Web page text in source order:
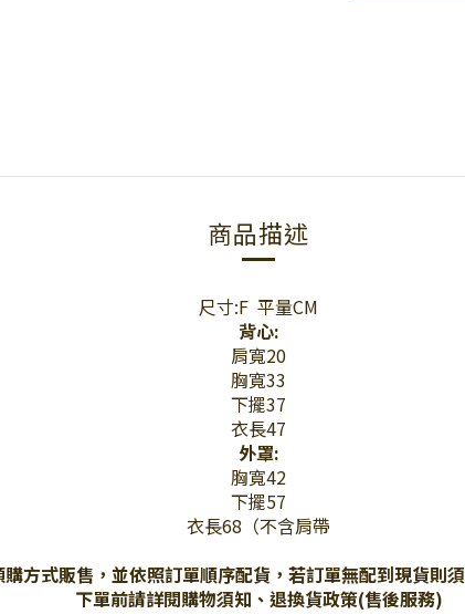
商品描述
尺寸:F 平量CM
背心:
肩寬20
胸寬33
下擺37
衣長47
外罩:
胸寬42
下擺57
衣長68（不含肩帶
方式販售，並依照訂單順序配貨，若訂單無配到現貨則
下單前請詳閱購物須知、退換貨政策(售後服務)